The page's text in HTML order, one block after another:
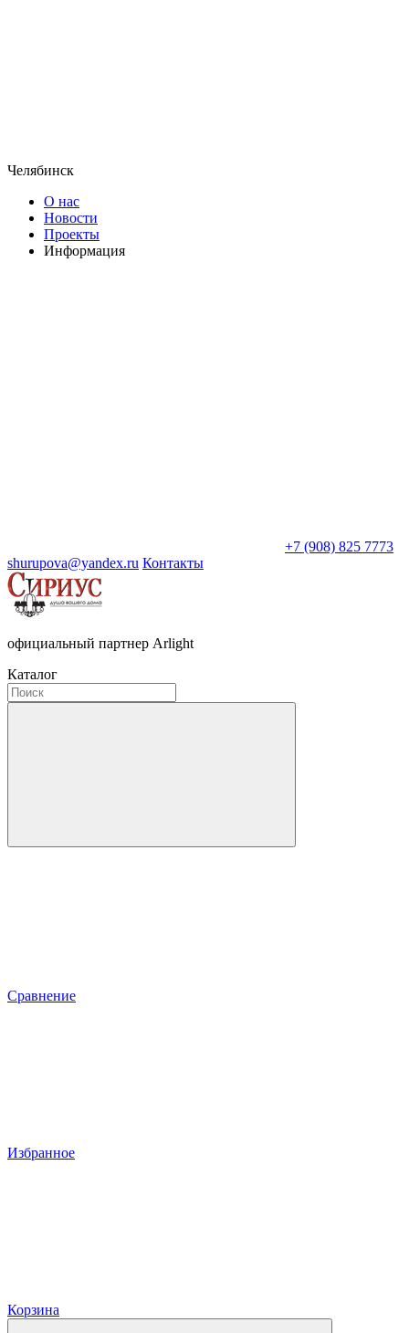
Челябинск
О нас
Новости
Проекты
Информация
+7 (908) 825 7773
shurupova@yandex.ru Контакты
официальный партнер Arlight
Каталог
Сравнение
Избранное
Корзина